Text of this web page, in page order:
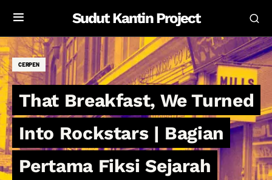
Sudut Kantin Project
CERPEN
That Breakfast, We Turned
Into Rockstars | Bagian
Pertama Fiksi Sejarah